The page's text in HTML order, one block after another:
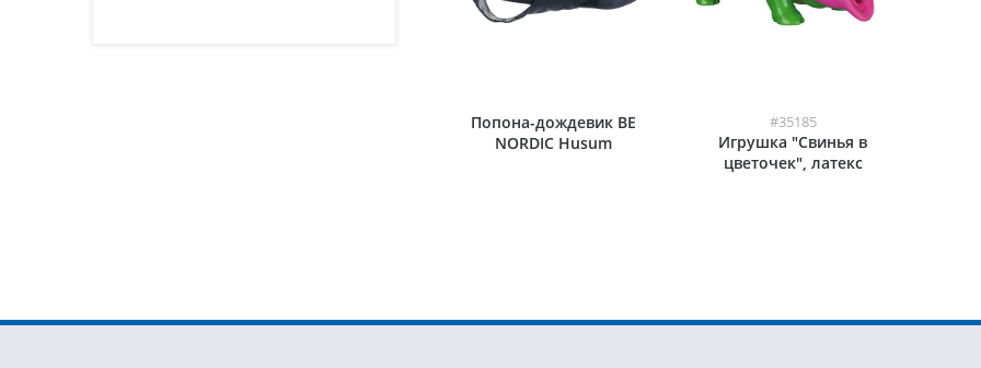
Попона-дождевик BE
NORDIC Husum
#35185
Игрушка "Свинья в
цветочек", латекс